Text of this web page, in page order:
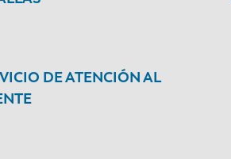
DE ATENCIÓN AL